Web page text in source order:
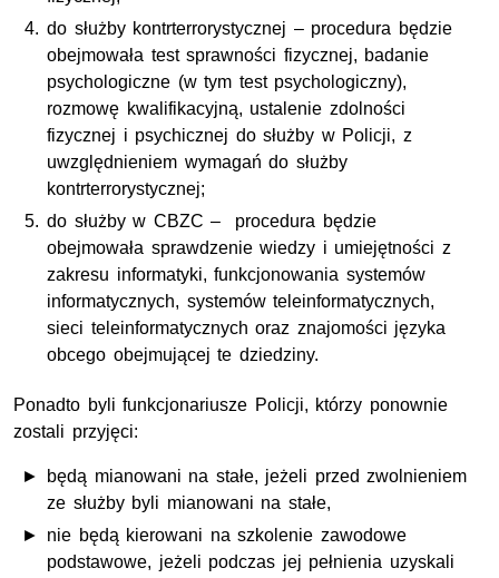
do służby kontrterrorystycznej – procedura będzie
obejmowała test sprawności fizycznej, badanie
psychologiczne (w tym test psychologiczny),
rozmowę kwalifikacyjną, ustalenie zdolności
fizycznej i psychicznej do służby w Policji, z
uwzględnieniem wymagań do służby
kontrterrorystycznej;
do służby w CBZC – procedura będzie
obejmowała sprawdzenie wiedzy i umiejętności z
zakresu informatyki, funkcjonowania systemów
informatycznych, systemów teleinformatycznych,
sieci teleinformatycznych oraz znajomości języka
obcego obejmującej te dziedziny.
Ponadto byli funkcjonariusze Policji, którzy ponownie
zostali przyjęci:
będą mianowani na stałe, jeżeli przed zwolnieniem
ze służby byli mianowani na stałe,
nie będą kierowani na szkolenie zawodowe
podstawowe, jeżeli podczas jej pełnienia uzyskali